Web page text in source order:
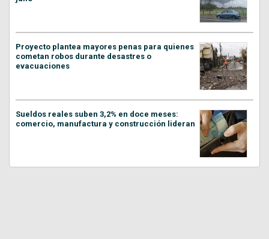
Proyecto plantea mayores penas para quienes
cometan robos durante desastres o
evacuaciones
Sueldos reales suben 3,2% en doce meses:
comercio, manufactura y construcción lideran